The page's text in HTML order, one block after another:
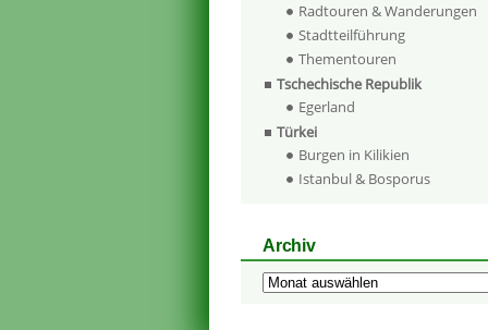
Radtouren & Wanderungen
Stadtteilführung
Thementouren
Tschechische Republik
Egerland
Türkei
Burgen in Kilikien
Istanbul & Bosporus
Archiv
Archiv